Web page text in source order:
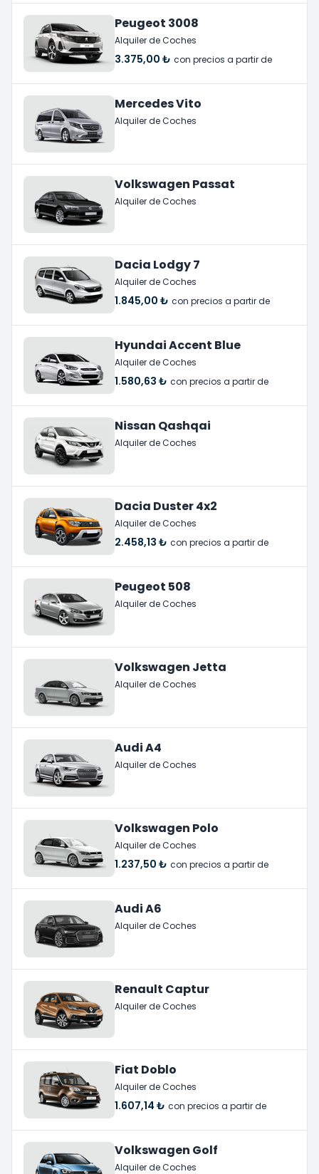
Peugeot 3008
Alquiler de Coches
3.375,00 ₺ con precios a partir de
Mercedes Vito
Alquiler de Coches
Volkswagen Passat
Alquiler de Coches
Dacia Lodgy 7
Alquiler de Coches
1.845,00 ₺ con precios a partir de
Hyundai Accent Blue
Alquiler de Coches
1.580,63 ₺ con precios a partir de
Nissan Qashqai
Alquiler de Coches
Dacia Duster 4x2
Alquiler de Coches
2.458,13 ₺ con precios a partir de
Peugeot 508
Alquiler de Coches
Volkswagen Jetta
Alquiler de Coches
Audi A4
Alquiler de Coches
Volkswagen Polo
Alquiler de Coches
1.237,50 ₺ con precios a partir de
Audi A6
Alquiler de Coches
Renault Captur
Alquiler de Coches
Fiat Doblo
Alquiler de Coches
1.607,14 ₺ con precios a partir de
Volkswagen Golf
Alquiler de Coches